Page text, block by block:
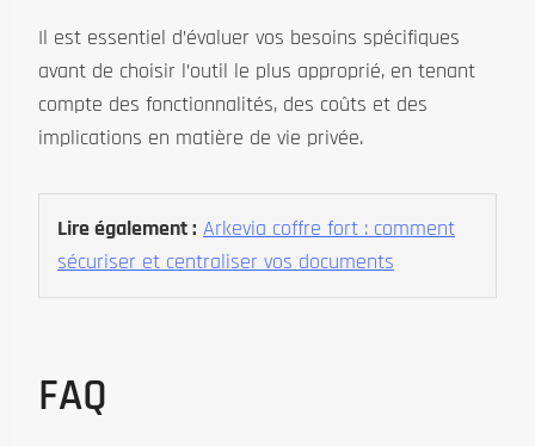
Il est essentiel d’évaluer vos besoins spécifiques
avant de choisir l’outil le plus approprié, en tenant
compte des fonctionnalités, des coûts et des
implications en matière de vie privée.
Lire également : Arkevia coffre fort : comment
sécuriser et centraliser vos documents
FAQ